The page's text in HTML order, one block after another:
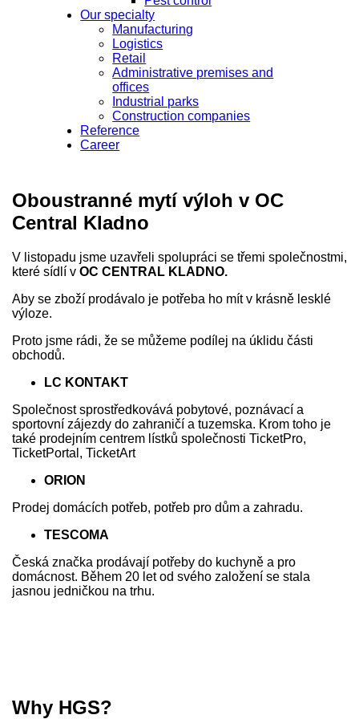
Our specialty
Manufacturing
Logistics
Retail
Administrative premises and
offices
Industrial parks
Construction companies
Reference
Career
Oboustranné mytí výloh v OC
Central Kladno
V listopadu jsme uzavřeli spolupráci se třemi společnostmi,
které sídlí v OC CENTRAL KLADNO.
Aby se zboží prodávalo je potřeba ho mít v krásně lesklé
výloze.
Proto jsme rádi, že se můžeme podílej na úklidu části
obchodů.
LC KONTAKT
Společnost sprostředkovává pobytové, poznávací a
sportovní zájezdy do zahraničí a tuzemska. Krom toho je
také prodejním centrem lístků společnosti TicketPro,
TicketPortal, TicketArt
ORION
Prodej domácích potřeb, potřeb pro dům a zahradu.
TESCOMA
Česká značka prodávají potřeby do kuchyně a pro
domácnost. Během 20 let od svého založení se stala
jasnou jedničkou na trhu.
Why HGS?